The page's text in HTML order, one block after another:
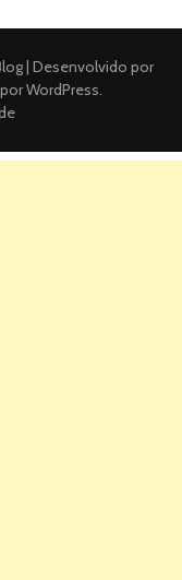
| Desenvolvido por
WordPress.